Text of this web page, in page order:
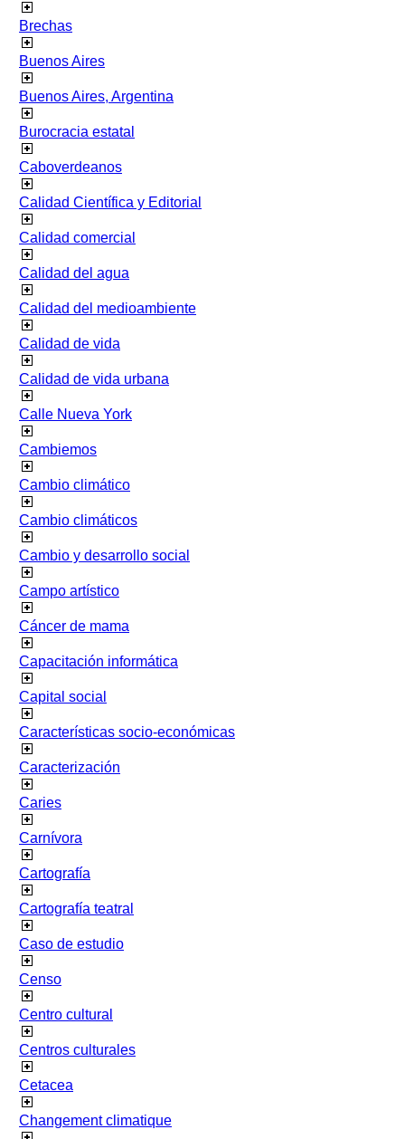
Brechas
Buenos Aires
Buenos Aires, Argentina
Burocracia estatal
Caboverdeanos
Calidad Científica y Editorial
Calidad comercial
Calidad del agua
Calidad del medioambiente
Calidad de vida
Calidad de vida urbana
Calle Nueva York
Cambiemos
Cambio climático
Cambio climáticos
Cambio y desarrollo social
Campo artístico
Cáncer de mama
Capacitación informática
Capital social
Características socio-económicas
Caracterización
Caries
Carnívora
Cartografía
Cartografía teatral
Caso de estudio
Censo
Centro cultural
Centros culturales
Cetacea
Changement climatique